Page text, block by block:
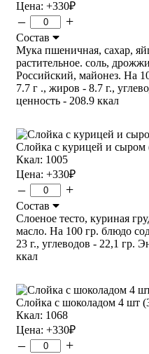
Цена: +330₽
– +
Состав
Мука пшеничная, сахар,
растительное. соль,
Российский, майонез. На
7.7 г ., жиров - 8.7 г.,
ценность - 208.9 ккал
Слойка с курицей и сыром
Ккал: 1005
Цена: +330₽
– +
Состав
Слоеное тесто, куриная
масло. На 100 гр. блюдо
23 г., углеводов - 22,1 гр.
ккал
Слойка с шоколадом 4 шт
Ккал: 1068
Цена: +330₽
– +